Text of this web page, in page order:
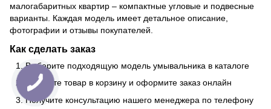
малогабаритных квартир – компактные угловые и подвесные
варианты. Каждая модель имеет детальное описание,
фотографии и отзывы покупателей.
Как сделать заказ
Выберите подходящую модель умывальника в каталоге
Добавьте товар в корзину и оформите заказ онлайн
Получите консультацию нашего менеджера по телефону